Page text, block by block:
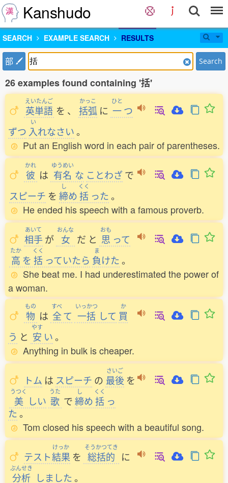
Kanshudo
SEARCH EXAMPLE SEARCH RESULTS
部 Search
26 examples found containing '括'
えいたんご
英単語 を 、
かっこ
括弧 に
ひと
一つ
ずつ
い
入れなさい。
Put an English word in each pair of parentheses.
かれ
彼 は
ゆうめい
有名 な ことわざで
スピーチ を
し
締め
くく
括 った 。
He ended his speech with a famous proverb.
あいて
相手 が
おんな
女 だ と
おも
思 って
たか
高 を
くく
括 っていたら
ま
負けた 。
She beat me. I had underestimated the power of
a woman.
もの
物 は
すべ
全て
いっかつ
一括 して
か
買
う と
やす
安 い。
Anything in bulk is cheaper.
トム は スピーチ の
さいご
最後 を
うつく
美 しい
うた
歌 で
し
締め
くく
括 っ
た。
Tom closed his speech with a beautiful song.
テスト
けっか
結果 を
そうかつてき
総括的 に
ぶんせき
分析 しました 。